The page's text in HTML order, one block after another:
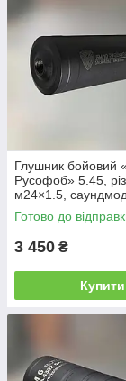
Глушник бойовий
Русофоб» 5.45,
м24×1.5,
АК-74
Готово до
3 450 ₴
Купити